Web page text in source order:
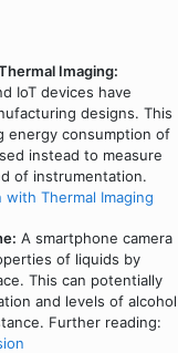
Imaging:
IoT devices have
designs. This
energy consumption of
instead to measure
of instrumentation.
with Thermal Imaging
A smartphone camera
of liquids by
This can potentially
and levels of alcohol
Further reading: